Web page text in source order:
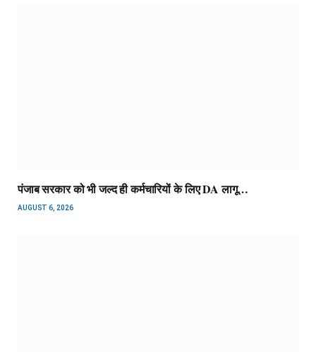
पंजाब सरकार को भी जल्द ही कर्मचारियों के लिए DA लागू…
AUGUST 6, 2026